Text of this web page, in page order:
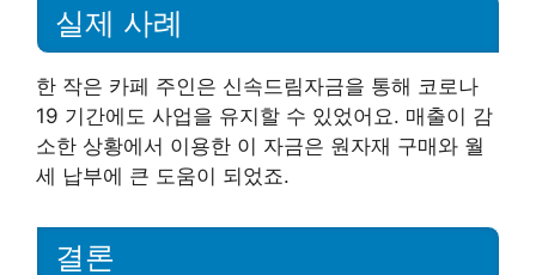
실제 사례
한 작은 카페 주인은 신속드림자금을 통해 코로나
19 기간에도 사업을 유지할 수 있었어요. 매출이 감
소한 상황에서 이용한 이 자금은 원자재 구매와 월
세 납부에 큰 도움이 되었죠.
결론